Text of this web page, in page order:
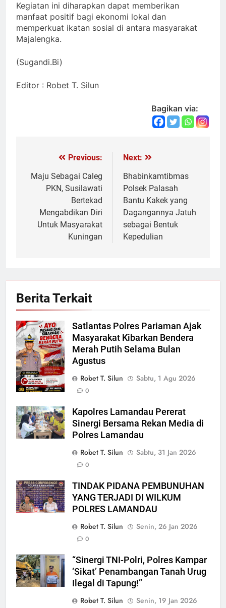
Kegiatan ini diharapkan dapat memberikan
manfaat positif bagi ekonomi lokal dan
memperkuat ikatan sosial di antara masyarakat
Majalengka.
(Sugandi.Bi)
Editor : Robet T. Silun
Bagikan via:
Navigasi
pos
Previous:
Maju Sebagai Caleg
PKN, Susilawati
Bertekad
Mengabdikan Diri
Untuk Masyarakat
Kuningan
Next:
Bhabinkamtibmas
Polsek Palasah
Bantu Kakek yang
Dagangannya Jatuh
sebagai Bentuk
Kepedulian
Berita Terkait
Satlantas Polres Pariaman Ajak
Masyarakat Kibarkan Bendera
Merah Putih Selama Bulan
Agustus
Robet T. Silun
Sabtu, 1 Agu 2026
0
Kapolres Lamandau Pererat
Sinergi Bersama Rekan Media di
Polres Lamandau
Robet T. Silun
Sabtu, 31 Jan 2026
0
TINDAK PIDANA PEMBUNUHAN
YANG TERJADI DI WILKUM
POLRES LAMANDAU
Robet T. Silun
Senin, 26 Jan 2026
0
“Sinergi TNI-Polri, Polres Kampar
‘Sikat’ Penambangan Tanah Urug
Ilegal di Tapung!”
Robet T. Silun
Senin, 19 Jan 2026